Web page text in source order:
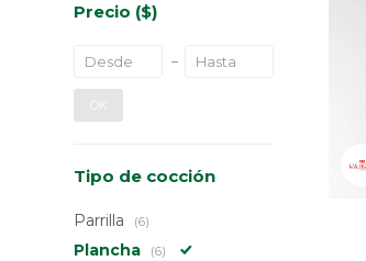
Precio ($)
OK
Tipo de cocción
Parrilla (6)
Plancha (6)